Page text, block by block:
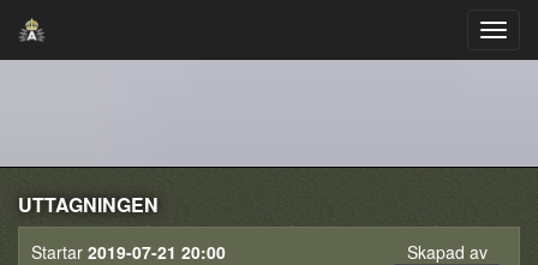
UTTAGNINGEN
Skapad av
Startar 2019-07-21 20:00